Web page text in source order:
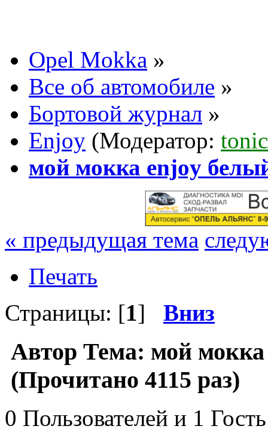
Opel Mokka »
Все об автомобиле »
Бортовой журнал »
Enjoy (Модератор: tonic
мой мокка enjoy
« предыдущая тема
Печать
Страницы: [1] Вниз
Автор Тема: мой
(Прочитано 4115 раз)
0 Пользователей и 1